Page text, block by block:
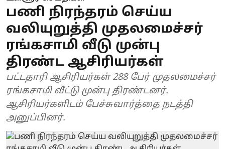
பணி நிரந்தரம் செய்ய
வலியுறுத்தி முதலமைச்சர்
ரங்கசாமி வீடு முன்பு
திரண்ட ஆசிரியர்கள்
பட்டதாரி ஆசிரியர்கள் 288 பேர் முதலமைச்சர்
ரங்கசாமி வீட்டு முன்பு திரண்டனர்.
ஆசிரியர்களிடம் பேச்சுவார்த்தை நடத்தி
அனுப்பினர்.